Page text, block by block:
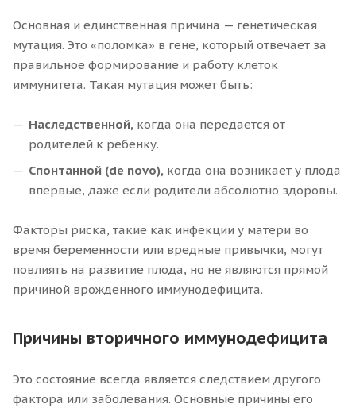
Основная и единственная причина — генетическая
мутация. Это «поломка» в гене, который отвечает за
правильное формирование и работу клеток
иммунитета. Такая мутация может быть:
Наследственной, когда она передается от
родителей к ребенку.
Спонтанной (de novo), когда она возникает у плода
впервые, даже если родители абсолютно здоровы.
Факторы риска, такие как инфекции у матери во
время беременности или вредные привычки, могут
повлиять на развитие плода, но не являются прямой
причиной врожденного иммунодефицита.
Причины вторичного иммунодефицита
Это состояние всегда является следствием другого
фактора или заболевания. Основные причины его